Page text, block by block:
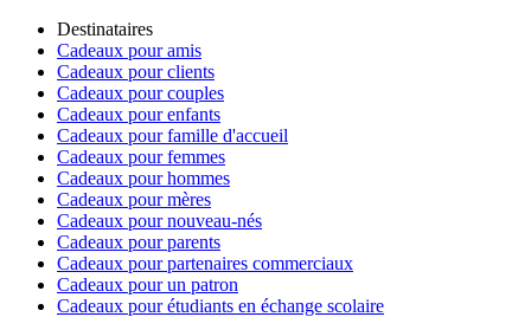
Destinataires
Cadeaux pour amis
Cadeaux pour clients
Cadeaux pour couples
Cadeaux pour enfants
Cadeaux pour famille d'accueil
Cadeaux pour femmes
Cadeaux pour hommes
Cadeaux pour mères
Cadeaux pour nouveau-nés
Cadeaux pour parents
Cadeaux pour partenaires commerciaux
Cadeaux pour un patron
Cadeaux pour étudiants en échange scolaire